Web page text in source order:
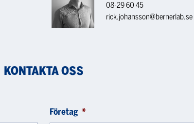
08-29 60 45
rick.johansson@bernerlab.se
KONTAKTA OSS
Företag *